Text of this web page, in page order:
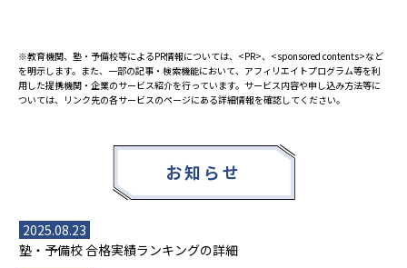
※教育機関、塾・予備校等によるPR情報については、<PR>、<sponsored contents>など
を明示します。また、一部の記事・検索機能において、アフィリエイトプログラム等を利
用した提携機関・企業のサービス紹介を行っています。サービス内容や申し込み方法等に
ついては、リンク先の各サービスのページにある詳細情報を確認してください。
お知らせ
2025.08.23
塾・予備校 合格実績ランキングの詳細